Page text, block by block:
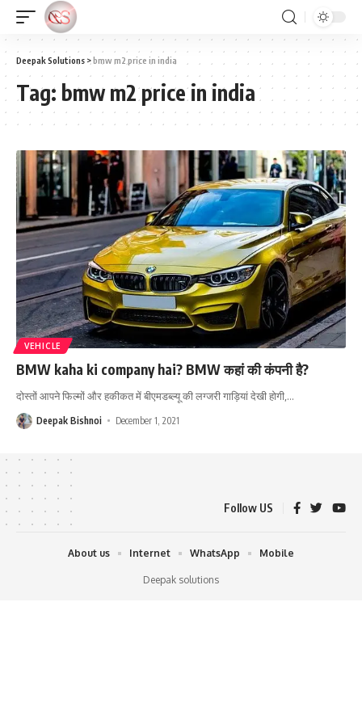
Deepak Solutions >bmw m2 price in india
Tag: bmw m2 price in india
VEHICLE
BMW kaha ki company hai? BMW कहां की कंपनी है?
दोस्तों आपने फिल्मों और हकीकत में बीएमडब्ल्यू की लग्जरी गाड़ियां देखी होगी, …
Deepak Bishnoi December 1, 2021
Follow US
Deepak solutions
About us Internet WhatsApp Mobile